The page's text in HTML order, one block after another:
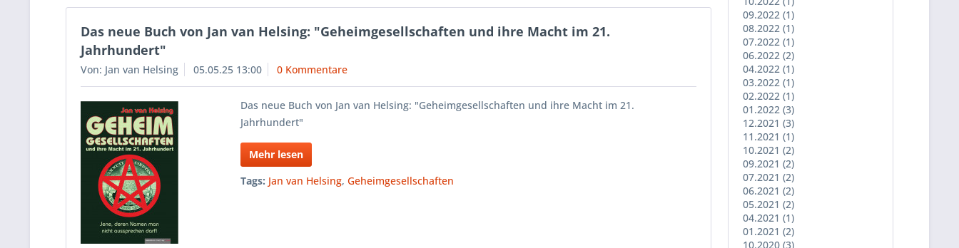
09.2022 (1)
08.2022 (1)
07.2022 (1)
06.2022 (2)
04.2022 (1)
03.2022 (1)
02.2022 (1)
01.2022 (3)
12.2021 (3)
11.2021 (1)
10.2021 (2)
09.2021 (2)
07.2021 (2)
06.2021 (2)
05.2021 (2)
04.2021 (1)
01.2021 (2)
10.2020 (3)
Das neue Buch von Jan van Helsing: "Geheimgesellschaften und ihre Macht im 21.
Jahrhundert"
Von: Jan van Helsing 05.05.25 13:00 0 Kommentare
Das neue Buch von Jan van Helsing: "Geheimgesellschaften und ihre Macht im 21.
Jahrhundert"
Mehr lesen
Tags: Jan van Helsing,Geheimgesellschaften